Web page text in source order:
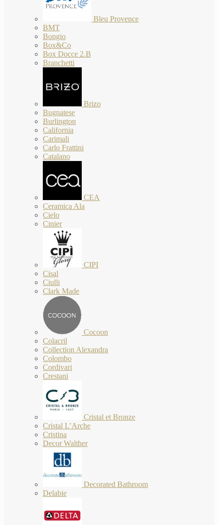
Bleu Provence
BMT
Bongio
Box&Co
Box Docce 2.B
Branchetti
Brizo
Bugnatese
Burlington
California
Carimali
Carlo Frattini
Catalano
CEA
Ceramica Ala
Cielo
Cinier
CIPI
Cisal
Ciulli
Clark Made
Cocoon
Colacril
Collection Alexandra
Colombo
Cordivari
Crestani
Cristal et Bronze
Cristal L’Arche
Cristina
Decor Walther
Decorated Bathroom
Delabie